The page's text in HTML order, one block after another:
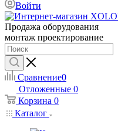
Войти
Продажа оборудования
монтаж проектирование
Сравнение0
Отложенные 0
Корзина 0
Каталог